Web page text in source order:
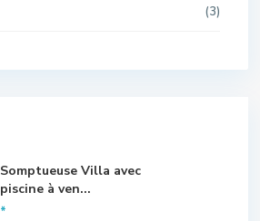
(3)
Somptueuse Villa avec
piscine à ven...
*